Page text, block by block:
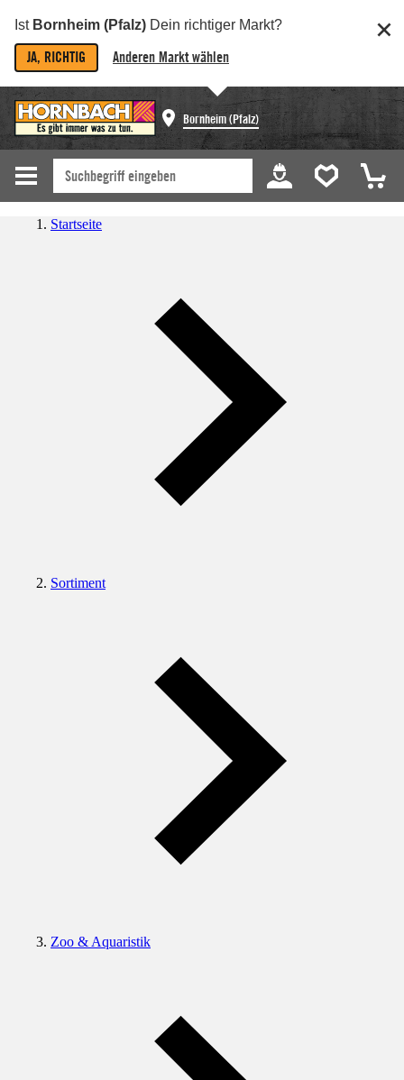
Ist Bornheim (Pfalz) Dein richtiger Markt?
JA, RICHTIG Anderen Markt wählen
Bornheim (Pfalz)
Startseite
Sortiment
Zoo & Aquaristik